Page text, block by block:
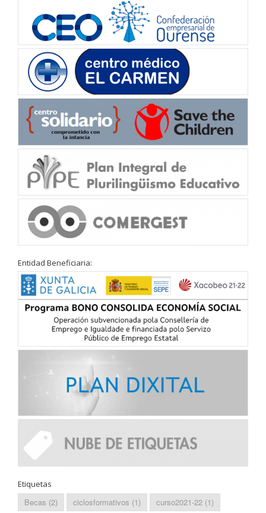
Entidad Beneficiaria:
Etiquetas
Becas (2) ciclosformativos (1) curso2021-22 (1)